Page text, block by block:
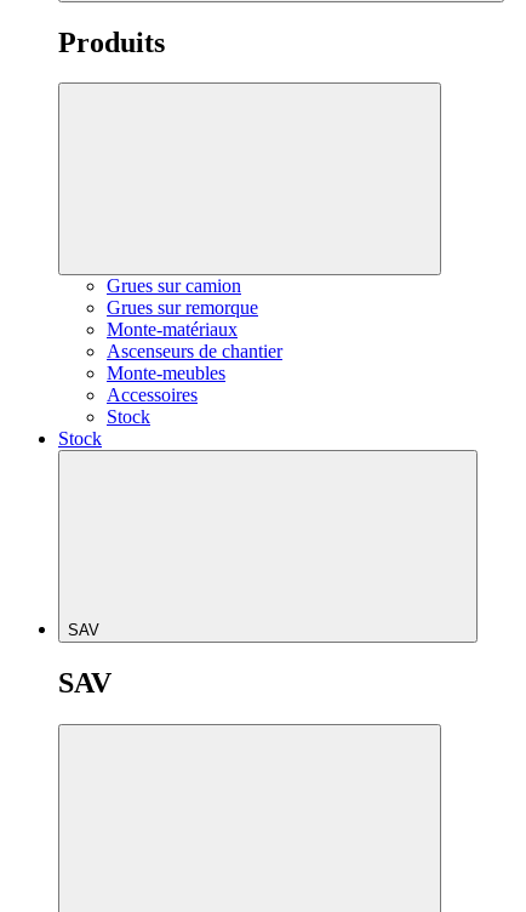
Produits
Grues sur camion
Grues sur remorque
Monte-matériaux
Ascenseurs de chantier
Monte-meubles
Accessoires
Stock
Stock
SAV
SAV